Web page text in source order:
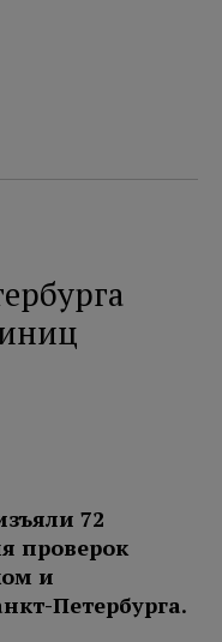
72
проверок
и
Петербурга.